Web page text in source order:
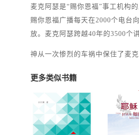
麦克阿瑟是“赐你恩福”事工机构
赐你恩福广播每天在2000个电台
放。麦克阿瑟跨越40年的3500个
神从一次惨烈的车祸中保住了麦
更多类似书籍